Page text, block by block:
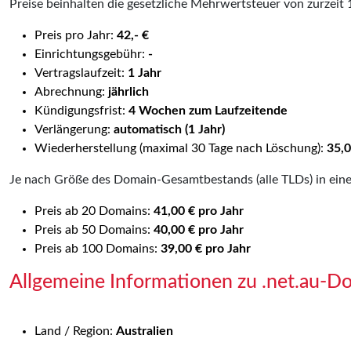
Preise beinhalten die gesetzliche Mehrwertsteuer von zurzeit
Preis pro Jahr: 42,- €
Einrichtungsgebühr: -
Vertragslaufzeit: 1 Jahr
Abrechnung: jährlich
Kündigungsfrist: 4 Wochen zum Laufzeitende
Verlängerung: automatisch (1 Jahr)
Wiederherstellung (maximal 30 Tage nach Löschung):
Je nach Größe des Domain-Gesamtbestands (alle TLDs) in
Preis ab 20 Domains: 41,00 € pro Jahr
Preis ab 50 Domains: 40,00 € pro Jahr
Preis ab 100 Domains: 39,00 € pro Jahr
Allgemeine Informationen zu .net.au-
Land / Region: Australien